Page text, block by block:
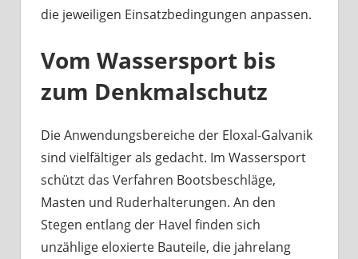
die jeweiligen Einsatzbedingungen anpassen.
Vom Wassersport bis
zum Denkmalschutz
Die Anwendungsbereiche der Eloxal-Galvanik
sind vielfältiger als gedacht. Im Wassersport
schützt das Verfahren Bootsbeschläge,
Masten und Ruderhalterungen. An den
Stegen entlang der Havel finden sich
unzählige eloxierte Bauteile, die jahrelang